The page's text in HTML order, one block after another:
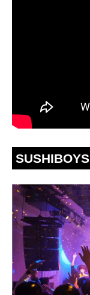
SUSHIBOYS